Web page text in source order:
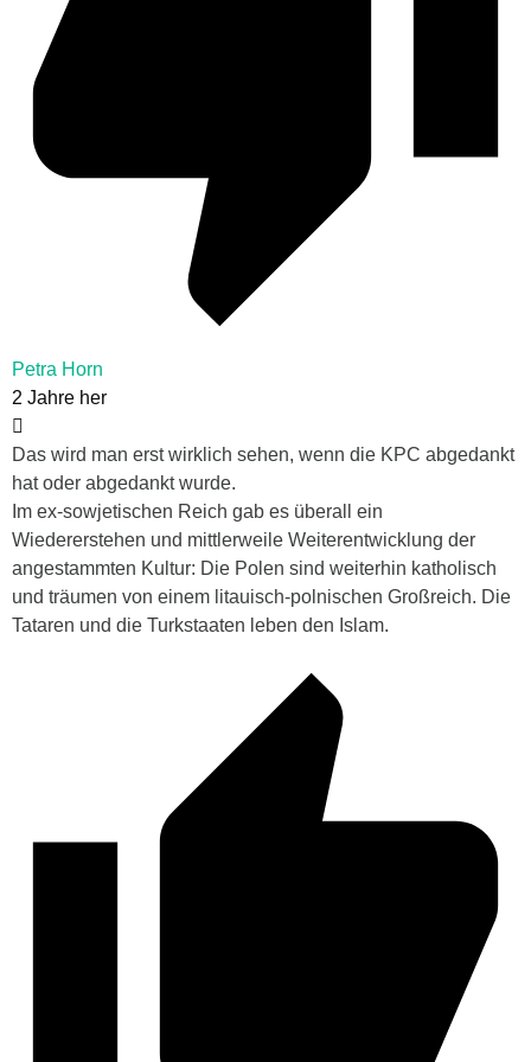
Petra Horn
2 Jahre her
Das wird man erst wirklich sehen, wenn die KPC abgedankt
hat oder abgedankt wurde.
Im ex-sowjetischen Reich gab es überall ein
Wiedererstehen und mittlerweile Weiterentwicklung der
angestammten Kultur: Die Polen sind weiterhin katholisch
und träumen von einem litauisch-polnischen Großreich. Die
Tataren und die Turkstaaten leben den Islam.